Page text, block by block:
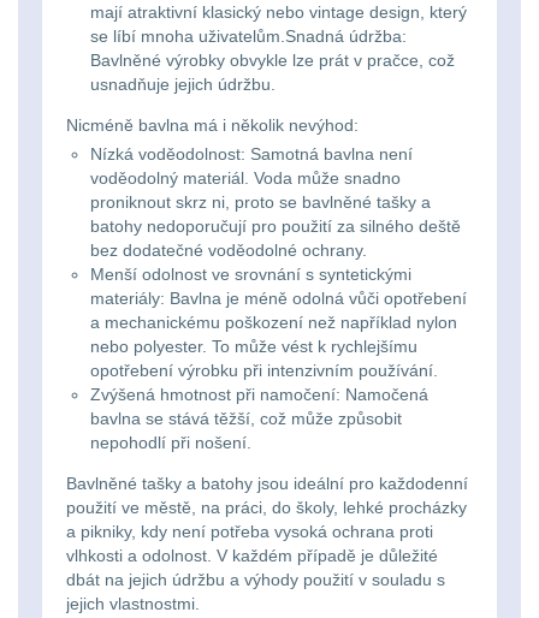
kempingové
Potápačské
svetlá
Kapesní
svítilny
Policejní
svítilny
Vyhledávací
svítilny
Lovecké
20 - 30 L103
Nad 30 L 74
Batohy přes rameno
Cestovní batohy a
Dětské batohy3
Brašne a tašky45
Ledvinky60
Duffle bagy25
Univerzalní tašky60
Přepravne tašky na
mají atraktivní klasický nebo vintage design, který
se líbí mnoha uživatelům.Snadná údržba:
Bavlněné výrobky obvykle lze prát v pračce, což
usnadňuje jejich údržbu.
Nicméně bavlna má i několik nevýhod:
Nízká voděodolnost: Samotná bavlna není
voděodolný materiál. Voda může snadno
proniknout skrz ni, proto se bavlněné tašky a
batohy nedoporučují pro použití za silného deště
bez dodatečné voděodolné ochrany.
Menší odolnost ve srovnání s syntetickými
materiály: Bavlna je méně odolná vůči opotřebení
a mechanickému poškození než například nylon
nebo polyester. To může vést k rychlejšímu
opotřebení výrobku při intenzivním používání.
Zvýšená hmotnost při namočení: Namočená
bavlna se stává těžší, což může způsobit
nepohodlí při nošení.
Bavlněné tašky a batohy jsou ideální pro každodenní
použití ve městě, na práci, do školy, lehké procházky
a pikniky, kdy není potřeba vysoká ochrana proti
vlhkosti a odolnost. V každém případě je důležité
dbát na jejich údržbu a výhody použití v souladu s
jejich vlastnostmi.